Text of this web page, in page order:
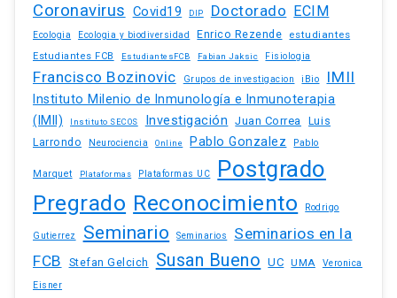
Coronavirus Covid19 DIP Doctorado ECIM
Ecologia Ecologia y biodiversidad Enrico Rezende estudiantes
Estudiantes FCB EstudiantesFCB Fabian Jaksic Fisiologia
Francisco Bozinovic Grupos de investigacion iBio IMII
Instituto Milenio de Inmunología e Inmunoterapia
(IMII)
Instituto SECOS Investigación Juan Correa Luis
Larrondo
Neurociencia Online Pablo Gonzalez Pablo
Marquet Plataformas Plataformas UC Postgrado
Pregrado Reconocimiento Rodrigo
Gutierrez Seminario Seminarios
Seminarios en la
FCB
Stefan Gelcich Susan Bueno UC UMA
Veronica
Eisner